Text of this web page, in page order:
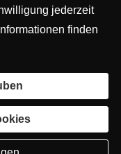
jederzeit
finden